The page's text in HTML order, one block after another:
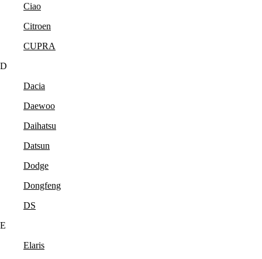
Ciao
Citroen
CUPRA
D
Dacia
Daewoo
Daihatsu
Datsun
Dodge
Dongfeng
DS
E
Elaris